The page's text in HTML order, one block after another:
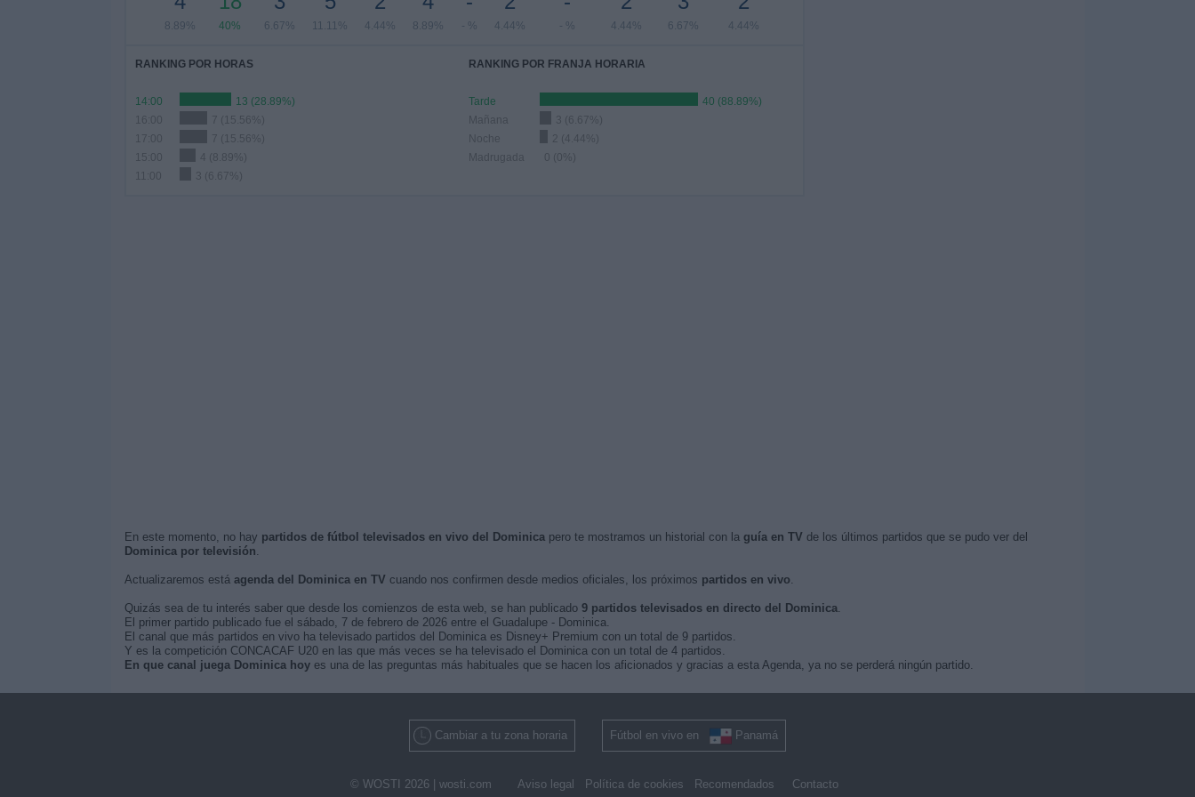
8.89% 40% 6.67% 11.11% 4.44% 8.89% - % 4.44% - % 4.44% 6.67% 4.44%
RANKING POR HORAS
14:00
13 (28.89%)
16:00
7 (15.56%)
17:00
7 (15.56%)
15:00
4 (8.89%)
3 (6.67%)
RANKING POR FRANJA HORARIA
Tarde
40 (88.89%)
Mañana
3 (6.67%)
Noche
2 (4.44%)
Madrugada
0 (0%)
En este momento, no hay partidos de fútbol televisados en vivo del Dominicapero te mostramos un historial con la guía en TV de los últimos partidos que se pudo ver del
Dominica por televisión.
Actualizaremos está agenda del Dominica en TV cuando nos confirmen desde medios oficiales, los próximos partidos en vivo.
Quizás sea de tu interés saber que desde los comienzos de esta web, se han publicado 9 partidos televisados en directo del Dominica.
El primer partido publicado fue el sábado, 7 de febrero de 2026 entre el Guadalupe - Dominica.
El canal que más partidos en vivo ha televisado partidos del Dominica es Disney+ Premium con un total de 9 partidos.
Y es la competición CONCACAF U20 en las que más veces se ha televisado el Dominica con un total de 4 partidos.
En que canal juega Dominica hoyes una de las preguntas más habituales que se hacen los aficionados y gracias a esta Agenda, ya no se perderá ningún partido.
Cambiar a tu zona horaria Fútbol en vivo en Panamá
© WOSTI 2026 | wosti.com Aviso legal Política de cookies Recomendados Contacto